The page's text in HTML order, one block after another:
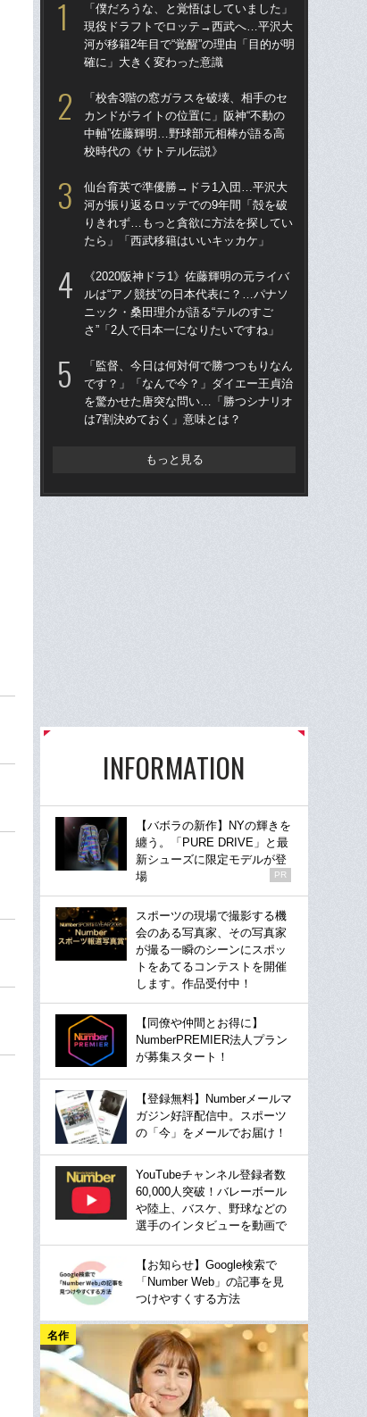
「僕だろうな、と覚悟はしていました」
現役ドラフトでロッテ→西武へ…平沢大
河が移籍2年目で“覚醒”の理由「目的が明
確に」大きく変わった意識
「校舎3階の窓ガラスを破壊、相手のセ
カンドがライトの位置に」阪神“不動の
中軸”佐藤輝明…野球部元相棒が語る高
校時代の《サトテル伝説》
仙台育英で準優勝→ドラ1入団…平沢大
河が振り返るロッテでの9年間「殻を破
りきれず…もっと貪欲に方法を探してい
たら」「西武移籍はいいキッカケ」
《2020阪神ドラ1》佐藤輝明の元ライバ
ルは“アノ競技”の日本代表に？…パナソ
ニック・桑田理介が語る“テルのすご
さ”「2人で日本一になりたいですね」
「監督、今日は何対何で勝つつもりなん
です？」「なんで今？」ダイエー王貞治
を驚かせた唐突な問い…「勝つシナリオ
は7割決めておく」意味とは？
もっと見る
INFORMATION
【バボラの新作】NYの輝きを
纏う。「PURE DRIVE」と最
新シューズに限定モデルが登
場
PR
スポーツの現場で撮影する機
会のある写真家、その写真家
が撮る一瞬のシーンにスポッ
トをあてるコンテストを開催
します。作品受付中！
【同僚や仲間とお得に】
NumberPREMIER法人プラン
が募集スタート！
【登録無料】Numberメールマ
ガジン好評配信中。スポーツ
の「今」をメールでお届け！
YouTubeチャンネル登録者数
60,000人突破！バレーボール
や陸上、バスケ、野球などの
選手のインタビューを動画で
【お知らせ】Google検索で
「Number Web」の記事を見
つけやすくする方法
名作